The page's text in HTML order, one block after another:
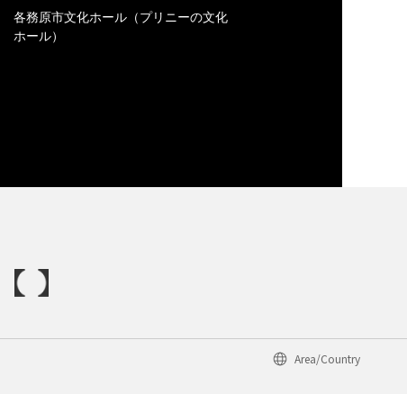
各務原市文化ホール（プリニーの文化
ホール）
Area/Country